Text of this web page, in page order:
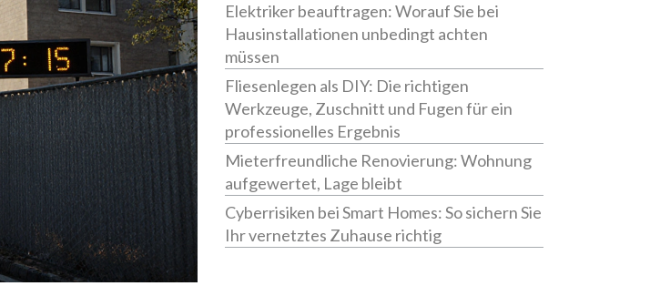
Elektriker beauftragen: Worauf Sie bei
Hausinstallationen unbedingt achten
müssen
Fliesenlegen als DIY: Die richtigen
Werkzeuge, Zuschnitt und Fugen für ein
professionelles Ergebnis
Mieterfreundliche Renovierung: Wohnung
aufgewertet, Lage bleibt
Cyberrisiken bei Smart Homes: So sichern Sie
Ihr vernetztes Zuhause richtig